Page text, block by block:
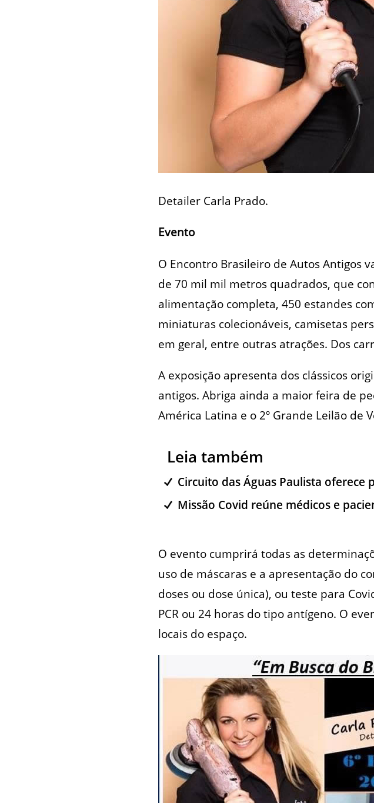
Detailer Carla Prado.
Evento
O Encontro Brasileiro de Autos Antigos
de 70 mil mil metros quadrados, que
alimentação completa, 450 estandes
miniaturas colecionáveis, camisetas
em geral, entre outras atrações. Dos
A exposição apresenta dos clássicos
antigos. Abriga ainda a maior feira de
América Latina e o 2º Grande Leilão de
Leia também
Circuito das Águas Paulista oferece
Missão Covid reúne médicos e
O evento cumprirá todas as
uso de máscaras e a apresentação do
doses ou dose única), ou teste para
PCR ou 24 horas do tipo antígeno. O
locais do espaço.